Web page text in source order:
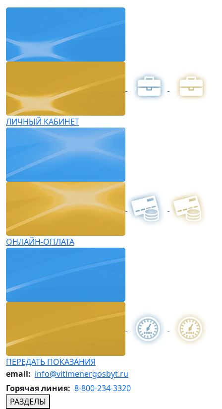
ЛИЧНЫЙ КАБИНЕТ
ОНЛАЙН-ОПЛАТА
ПЕРЕДАТЬ ПОКАЗАНИЯ
email: info@vitimenergosbyt.ru
Горячая линия: 8-800-234-3320
РАЗДЕЛЫ